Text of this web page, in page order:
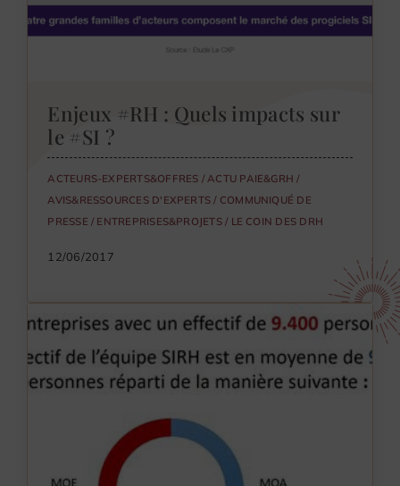
Enjeux #RH : Quels impacts sur
le #SI ?
ACTEURS-EXPERTS&OFFRES /ACTU PAIE&GRH /
AVIS&RESSOURCES D'EXPERTS / COMMUNIQUÉ DE
PRESSE / ENTREPRISES&PROJETS/ LE COIN DES DRH
12/06/2017